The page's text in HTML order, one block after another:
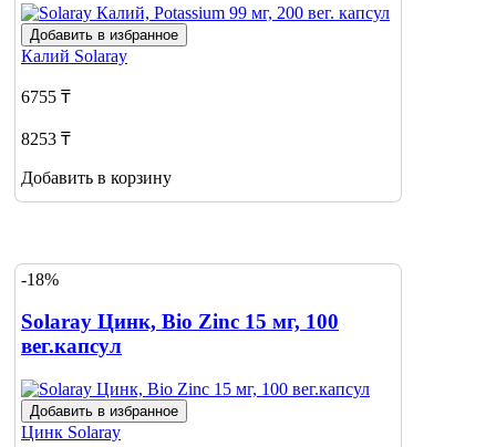
Добавить в избранное
Калий Solaray
6755 ₸
8253 ₸
Добавить в корзину
-18%
Solaray Цинк, Bio Zinc 15 мг, 100
вег.капсул
Добавить в избранное
Цинк Solaray